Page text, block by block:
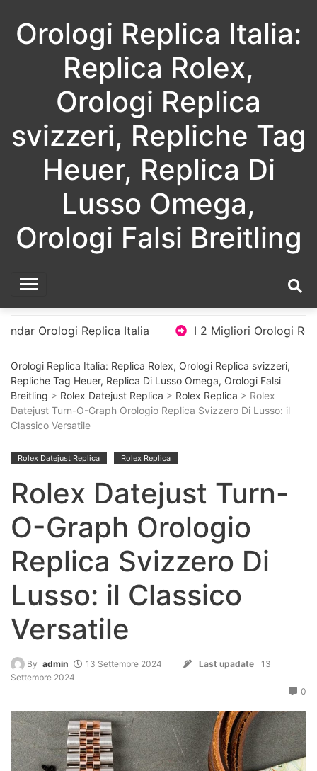
content
Orologi Replica Italia:
Replica Rolex,
Orologi Replica
svizzeri, Repliche Tag
Heuer, Replica Di
Lusso Omega,
Orologi Falsi Breitling
Replica Italia I 2 Migliori Orologi Replica Di
Orologi Replica Italia: Replica Rolex, Orologi Replica svizzeri,
Repliche Tag Heuer, Replica Di Lusso Omega, Orologi Falsi
Breitling > Rolex Datejust Replica > Rolex Replica > Rolex
Datejust Turn-O-Graph Orologio Replica Svizzero Di Lusso: il
Classico Versatile
Rolex Datejust Replica Rolex Replica
Rolex Datejust Turn-
O-Graph Orologio
Replica Svizzero Di
Lusso: il Classico
Versatile
By admin 13 Settembre 2024 Last upadate
13
Settembre 2024
0